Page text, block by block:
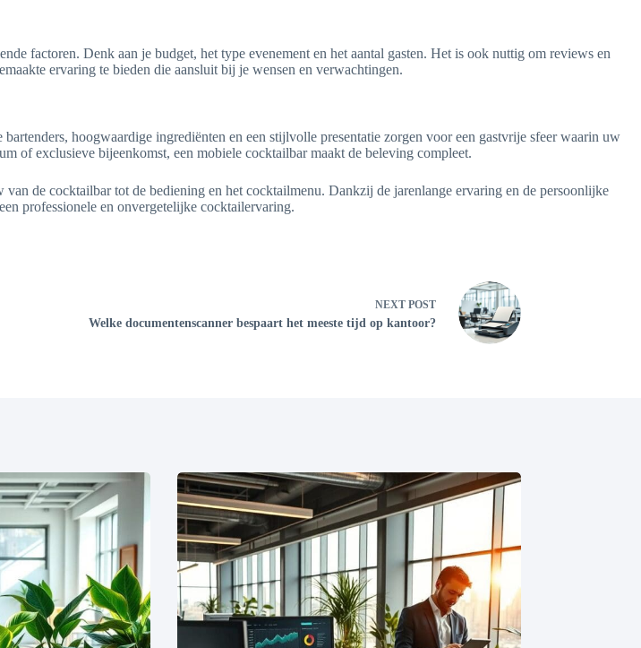
factoren. Denk aan je budget, het type evenement en het aantal gasten. Het is ook nuttig om reviews en
ervaring te bieden die aansluit bij je wensen en verwachtingen.
hoogwaardige ingrediënten en een stijlvolle presentatie zorgen voor een gastvrije sfeer waarin uw
of exclusieve bijeenkomst, een mobiele cocktailbar maakt de beleving compleet.
de cocktailbar tot de bediening en het cocktailmenu. Dankzij de jarenlange ervaring en de persoonlijke
professionele en onvergetelijke cocktailervaring.
NEXT POST
Welke documentenscanner bespaart het meeste tijd op kantoor?